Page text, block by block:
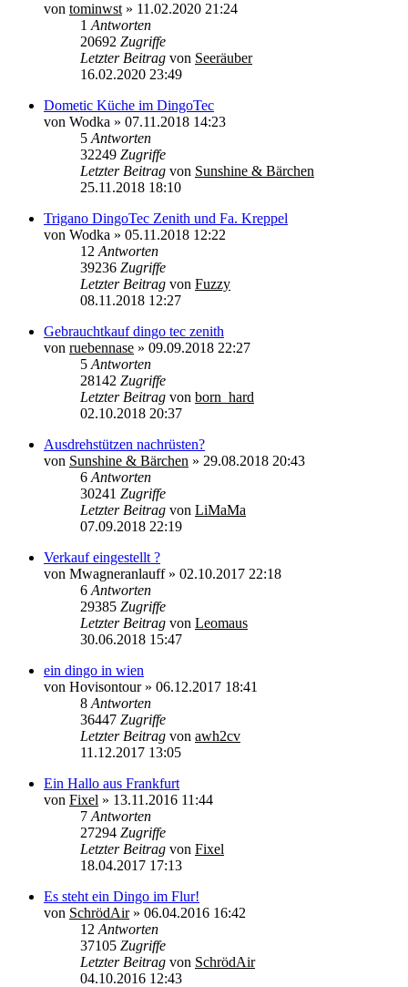
von tominwst » 11.02.2020 21:24
1 Antworten
20692 Zugriffe
Letzter Beitrag von Seeräuber
16.02.2020 23:49
Dometic Küche im DingoTec
von Wodka » 07.11.2018 14:23
5 Antworten
32249 Zugriffe
Letzter Beitrag von Sunshine & Bärchen
25.11.2018 18:10
Trigano DingoTec Zenith und Fa. Kreppel
von Wodka » 05.11.2018 12:22
12 Antworten
39236 Zugriffe
Letzter Beitrag von Fuzzy
08.11.2018 12:27
Gebrauchtkauf dingo tec zenith
von ruebennase » 09.09.2018 22:27
5 Antworten
28142 Zugriffe
Letzter Beitrag von born_hard
02.10.2018 20:37
Ausdrehstützen nachrüsten?
von Sunshine & Bärchen » 29.08.2018 20:43
6 Antworten
30241 Zugriffe
Letzter Beitrag von LiMaMa
07.09.2018 22:19
Verkauf eingestellt ?
von Mwagneranlauff» 02.10.2017 22:18
6 Antworten
29385 Zugriffe
Letzter Beitrag von Leomaus
30.06.2018 15:47
ein dingo in wien
von Hovisontour» 06.12.2017 18:41
8 Antworten
36447 Zugriffe
Letzter Beitrag von awh2cv
11.12.2017 13:05
Ein Hallo aus Frankfurt
von Fixel » 13.11.2016 11:44
7 Antworten
27294 Zugriffe
Letzter Beitrag von Fixel
18.04.2017 17:13
Es steht ein Dingo im Flur!
von SchrödAir» 06.04.2016 16:42
12 Antworten
37105 Zugriffe
Letzter Beitrag von SchrödAir
04.10.2016 12:43